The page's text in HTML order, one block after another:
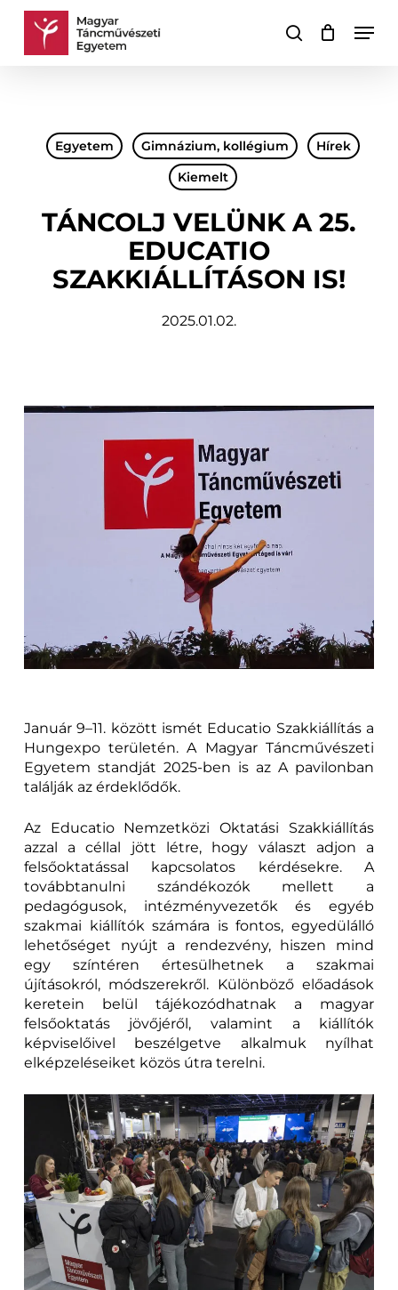
Skip
keresés
Kosár Kosár
Egyetem Gimnázium, kollégium
Hírek
Kiemelt
TÁNCOLJ VELÜNK A 25.
EDUCATIO
SZAKKIÁLLÍTÁSON IS!
2025.01.02.
Január 9–11. között ismét Educatio Szakkiállítás a
Hungexpo területén. A Magyar Táncművészeti
Egyetem standját 2025-ben is az A pavilonban
találják az érdeklődők.
Az Educatio Nemzetközi Oktatási Szakkiállítás
azzal a céllal jött létre, hogy választ adjon a
felsőoktatással kapcsolatos kérdésekre. A
továbbtanulni szándékozók mellett a
pedagógusok, intézményvezetők és egyéb
szakmai kiállítók számára is fontos, egyedülálló
lehetőséget nyújt a rendezvény, hiszen mind
egy színtéren értesülhetnek a szakmai
újításokról, módszerekről. Különböző előadások
keretein belül tájékozódhatnak a magyar
felsőoktatás jövőjéről, valamint a kiállítók
képviselőivel beszélgetve alkalmuk nyílhat
elképzeléseiket közös útra terelni.